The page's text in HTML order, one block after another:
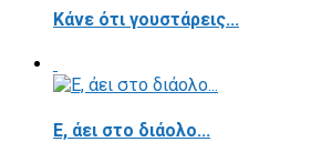
Κάνε ότι γουστάρεις...
E, άει στο διάολο...